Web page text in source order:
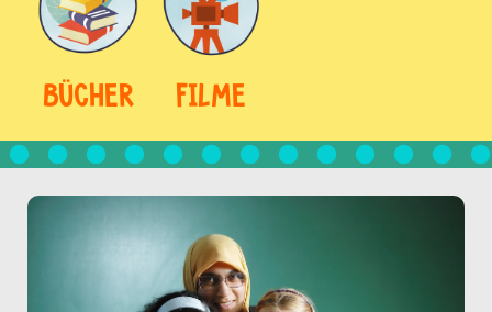
BÜCHER FILME